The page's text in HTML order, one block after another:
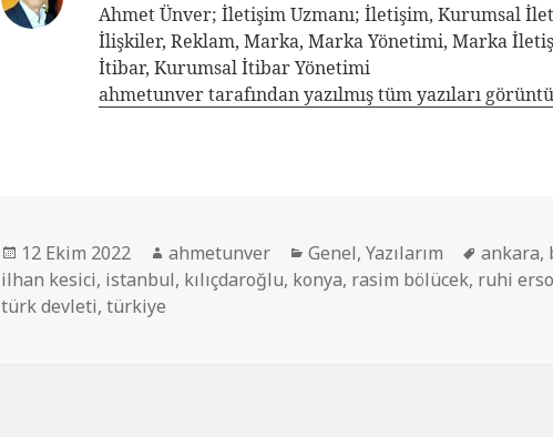
Ahmet Ünver; İletişim Uzmanı; İletişim, Kurumsal
İlişkiler, Reklam, Marka, Marka Yönetimi, Marka
İtibar, Kurumsal İtibar Yönetimi
ahmetunver tarafından yazılmış tüm yazıları
12 Ekim 2022 ahmetunver Genel,Yazılarım ankara,
ilhan kesici, istanbul, kılıçdaroğlu, konya, rasim bölücek, ruhi
türk devleti,türkiye